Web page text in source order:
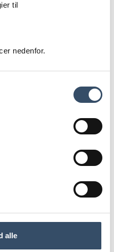
til
nedenfor.
alle
indsigt i
tendenser,
og skaber et
på både lokalt og